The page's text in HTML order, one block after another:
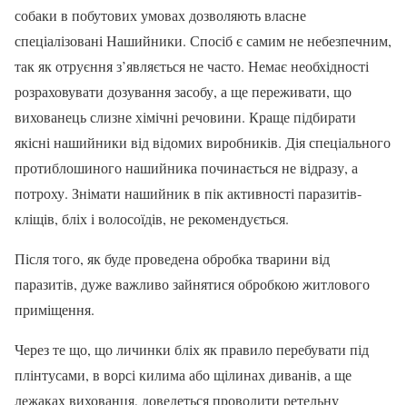
собаки в побутових умовах дозволяють власне
спеціалізовані Нашийники. Спосіб є самим не небезпечним,
так як отруєння з’являється не часто. Немає необхідності
розраховувати дозування засобу, а ще переживати, що
вихованець слизне хімічні речовини. Краще підбирати
якісні нашийники від відомих виробників. Дія спеціального
протиблошиного нашийника починається не відразу, а
потроху. Знімати нашийник в пік активності паразитів-
кліщів, бліх і волосоїдів, не рекомендується.
Після того, як буде проведена обробка тварини від
паразитів, дуже важливо зайнятися обробкою житлового
приміщення.
Через те що, що личинки бліх як правило перебувати під
плінтусами, в ворсі килима або щілинах диванів, а ще
лежаках вихованця, доведеться проводити ретельну